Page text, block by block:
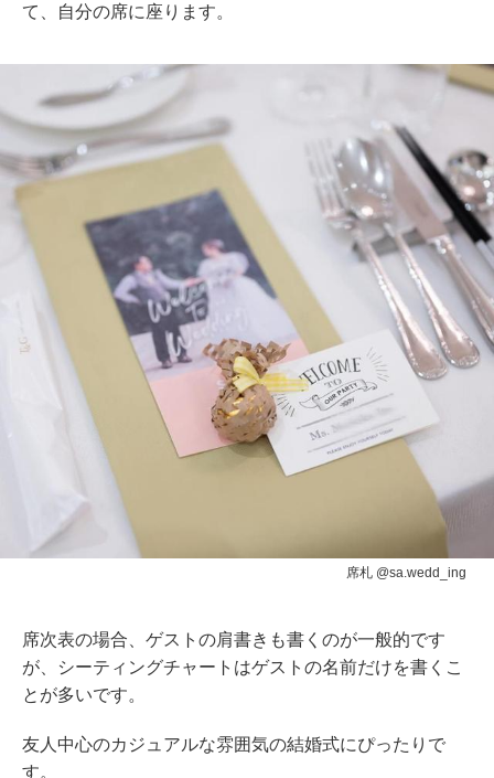
て、自分の席に座ります。
席札 @sa.wedd_ing
席次表の場合、ゲストの肩書きも書くのが一般的です
が、シーティングチャートはゲストの名前だけを書くこ
とが多いです。
友人中心のカジュアルな雰囲気の結婚式にぴったりで
す。